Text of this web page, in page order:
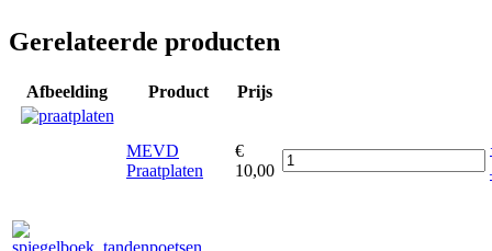
Gerelateerde producten
Afbeelding Product Prijs
MEVD
Praatplaten
€
10,00